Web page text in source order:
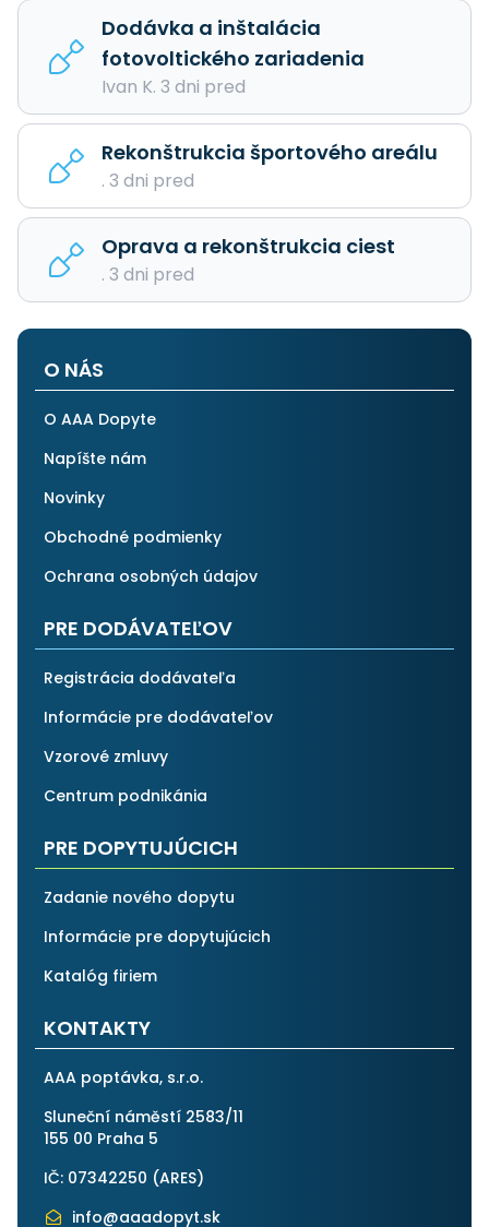
Dodávka a inštalácia
fotovoltického zariadenia
Ivan K. 3 dni pred
Rekonštrukcia športového areálu
. 3 dni pred
Oprava a rekonštrukcia ciest
. 3 dni pred
O NÁS
O AAA Dopyte
Napíšte nám
Novinky
Obchodné podmienky
Ochrana osobných údajov
PRE DODÁVATEĽOV
Registrácia dodávateľa
Informácie pre dodávateľov
Vzorové zmluvy
Centrum podnikánia
PRE DOPYTUJÚCICH
Zadanie nového dopytu
Informácie pre dopytujúcich
Katalóg firiem
KONTAKTY
AAA poptávka, s.r.o.
Sluneční náměstí 2583/11
155 00 Praha 5
IČ: 07342250 (ARES)
info@aaadopyt.sk